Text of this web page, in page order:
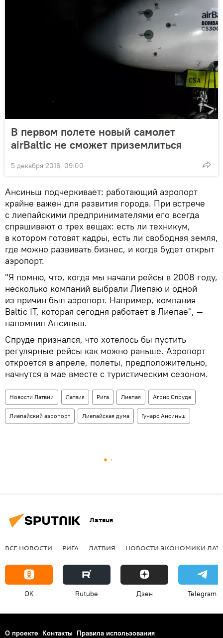
В первом полете новый самолет
airBaltic не сможет приземлиться
5 декабря 2016, 09:00
Ансиньш подчеркивает: работающий аэропорт
крайне важен для развития города. При встрече
с лиепайскими предпринимателями его всегда
спрашивают о трех вещах: есть ли техникум,
в котором готовят кадры, есть ли свободная земля,
где можно развивать бизнес, и когда будет открыт
аэропорт.
"Я помню, что, когда мы начали рейсы в 2008 году,
несколько компаний выбрали Лиепаю и одной
из причин был аэропорт. Например, компания
Baltic IT, которая сегодня работает в Лиепае", —
напомнил Ансиньш.
Спруде признался, что хотелось бы пустить
регулярные рейсы как можно раньше. Аэропорт
откроется в апреле, полеты, предположительно,
начнутся в мае вместе с туристическим сезоном.
Новости Латвии Латвия Рига Лиепая Агрис Спруде
Лиепайский аэропорт Лиепайская дума Гунарс Ансиньш
Латвия
ВСЕ НОВОСТИ РИГА ЛАТВИЯ НОВОСТИ ЭКОНОМИКИ
OK Rutube Дзен Telegram
О проекте Контакты Правила использования